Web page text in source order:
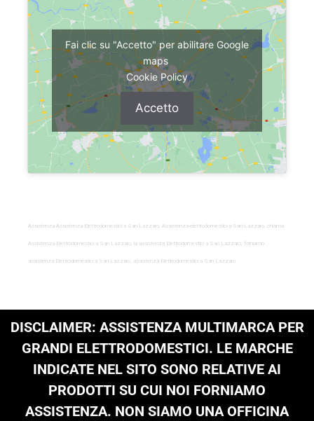
Fai clic su "Accetto" per abilitare Google
maps
Cookie Policy
Accetto
Assistenza Assistenza Elettrodomestici a San Lazzaro, Assistenza-elettrodomestici-a-San Lazzaro, chiama
Assistenza Elettrodomestici a San Lazzaro, la assistenza Elettrodomestici a San Lazzaro, forniamo
assistenza Elettrodomestici a San Lazzaro, assistenza Elettrodomestici a San Lazzaro
DISCLAIMER: ASSISTENZA MULTIMARCA PER
GRANDI ELETTRODOMESTICI. LE MARCHE
INDICATE NEL SITO SONO RELATIVE AI
PRODOTTI SU CUI NOI FORNIAMO
ASSISTENZA. NON SIAMO UNA OFFICINA